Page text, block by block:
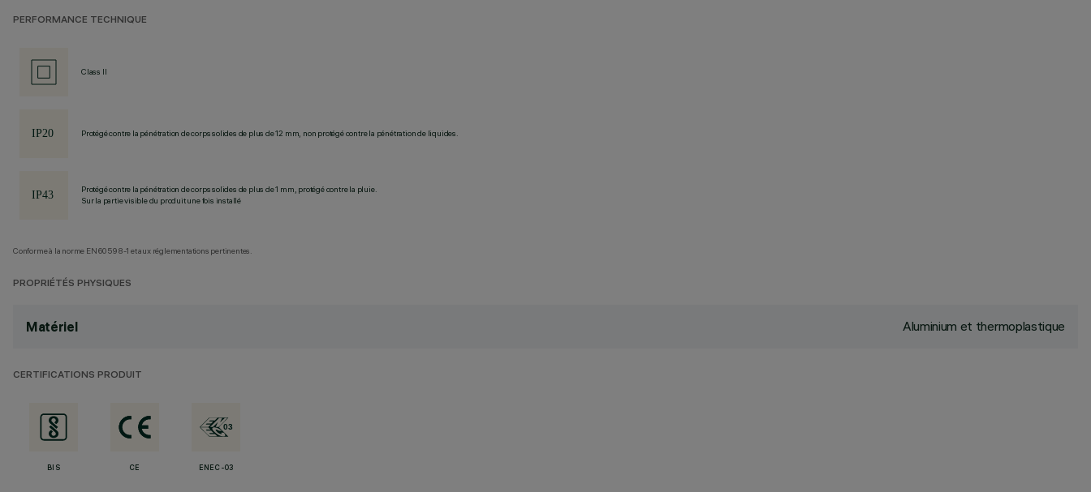
PERFORMANCE TECHNIQUE
Class II
Protégé contre la pénétration de corps solides de plus de 12 mm, non protégé contre la pénétration de liquides.
Protégé contre la pénétration de corps solides de plus de 1 mm, protégé contre la pluie.
Sur la partie visible du produit une fois installé
Conforme à la norme EN60598-1 et aux réglementations pertinentes.
PROPRIÉTÉS PHYSIQUES
Matériel Aluminium et thermoplastique
CERTIFICATIONS PRODUIT
BIS CE ENEC-03